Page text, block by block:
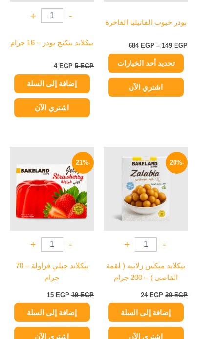
بودر حبوب الفانيليا الفاخرة
149 EGP
–
684 EGP
تحديد أحد الخيارات
الخيارات
صفحة
المنتج
اشتري الآن
-
+
بيكلاند بيكنج بودر – 16 جرام
5EGP
4 EGP
إضافة إلى السلة
اشتري الآن
-20%
-
+
بيكلاند ميكس زلابيه ( لقمة
القاضى ) – 200 جرام
30EGP
الأصلي
هو:
30 EGP.
24 EGP
الحالي
هو:
24 EGP.
إضافة إلى السلة
اشتري الآن
-21%
-
+
بيكلاند جيلي فراولة – 70
جرام
19EGP
هو:
19 EGP.
15 EGP
هو:
15 EGP.
إضافة إلى السلة
اشتري الآن